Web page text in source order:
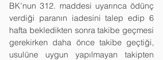
BK'nun 312. maddesi uyarınca ödünç
verdiği paranın iadesini talep edip 6
hafta bekledikten sonra takibe geçmesi
gerekirken daha önce takibe geçtiği,
usulüne uygun yapılmayan takipten